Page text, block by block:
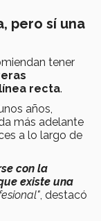
pero sí una
tener
recta.
años,
más adelante
a lo largo de
con la
existe una
, destacó